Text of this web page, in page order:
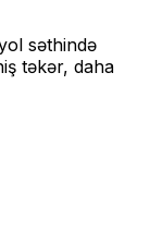
səthində
təkər, daha